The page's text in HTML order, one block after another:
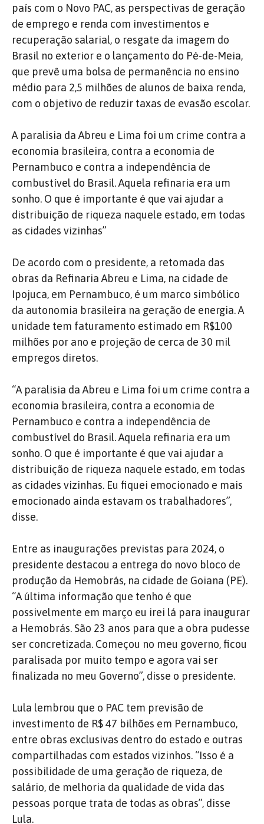
país com o Novo PAC, as perspectivas de geração
de emprego e renda com investimentos e
recuperação salarial, o resgate da imagem do
Brasil no exterior e o lançamento do Pé-de-Meia,
que prevê uma bolsa de permanência no ensino
médio para 2,5 milhões de alunos de baixa renda,
com o objetivo de reduzir taxas de evasão escolar.
A paralisia da Abreu e Lima foi um crime contra a
economia brasileira, contra a economia de
Pernambuco e contra a independência de
combustível do Brasil. Aquela refinaria era um
sonho. O que é importante é que vai ajudar a
distribuição de riqueza naquele estado, em todas
as cidades vizinhas”
De acordo com o presidente, a retomada das
obras da Refinaria Abreu e Lima, na cidade de
Ipojuca, em Pernambuco, é um marco simbólico
da autonomia brasileira na geração de energia. A
unidade tem faturamento estimado em R$100
milhões por ano e projeção de cerca de 30 mil
empregos diretos.
“A paralisia da Abreu e Lima foi um crime contra a
economia brasileira, contra a economia de
Pernambuco e contra a independência de
combustível do Brasil. Aquela refinaria era um
sonho. O que é importante é que vai ajudar a
distribuição de riqueza naquele estado, em todas
as cidades vizinhas. Eu fiquei emocionado e mais
emocionado ainda estavam os trabalhadores”,
disse.
Entre as inaugurações previstas para 2024, o
presidente destacou a entrega do novo bloco de
produção da Hemobrás, na cidade de Goiana (PE).
“A última informação que tenho é que
possivelmente em março eu irei lá para inaugurar
a Hemobrás. São 23 anos para que a obra pudesse
ser concretizada. Começou no meu governo, ficou
paralisada por muito tempo e agora vai ser
finalizada no meu Governo”, disse o presidente.
Lula lembrou que o PAC tem previsão de
investimento de R$ 47 bilhões em Pernambuco,
entre obras exclusivas dentro do estado e outras
compartilhadas com estados vizinhos. “Isso é a
possibilidade de uma geração de riqueza, de
salário, de melhoria da qualidade de vida das
pessoas porque trata de todas as obras”, disse
Lula.